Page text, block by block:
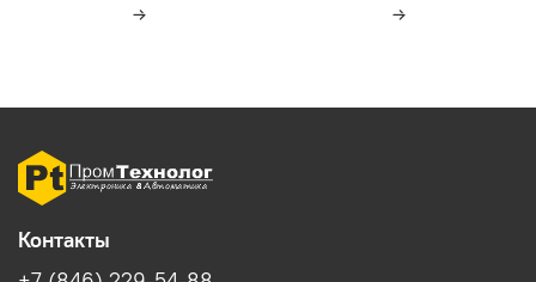
Контакты